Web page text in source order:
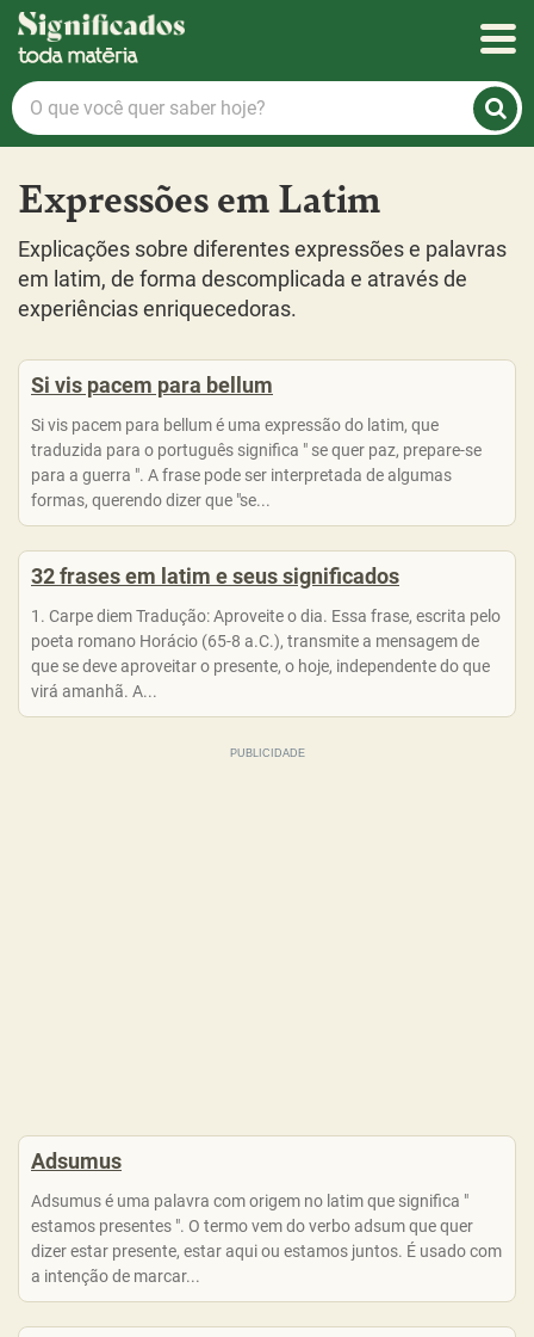
Significados
O
que
você
quer
saber
hoje?
Expressões em Latim
Explicações sobre diferentes expressões e palavras
em latim, de forma descomplicada e através de
experiências enriquecedoras.
Si vis pacem para bellum
Si vis pacem para bellum é uma expressão do latim, que
traduzida para o português significa " se quer paz, prepare-se
para a guerra ". A frase pode ser interpretada de algumas
formas, querendo dizer que "se...
32 frases em latim e seus significados
1. Carpe diem Tradução: Aproveite o dia. Essa frase, escrita pelo
poeta romano Horácio (65-8 a.C.), transmite a mensagem de
que se deve aproveitar o presente, o hoje, independente do que
virá amanhã. A...
Adsumus
Adsumus é uma palavra com origem no latim que significa "
estamos presentes ". O termo vem do verbo adsum que quer
dizer estar presente, estar aqui ou estamos juntos. É usado com
a intenção de marcar...